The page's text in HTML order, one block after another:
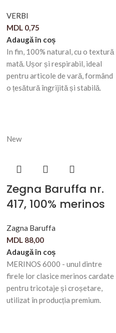
VERBI
MDL 0,75
Adaugă în coș
In fin, 100% natural, cu o textură
mată. Ușor și respirabil, ideal
pentru articole de vară, formând
o țesătură îngrijită și stabilă.
New
Zegna Baruffa nr.
417, 100% merinos
Zagna Baruffa
MDL 88,00
Adaugă în coș
MERINOS 6000 - unul dintre
firele lor clasice merinos cardate
pentru tricotaje și croșetare,
utilizat în producția premium.